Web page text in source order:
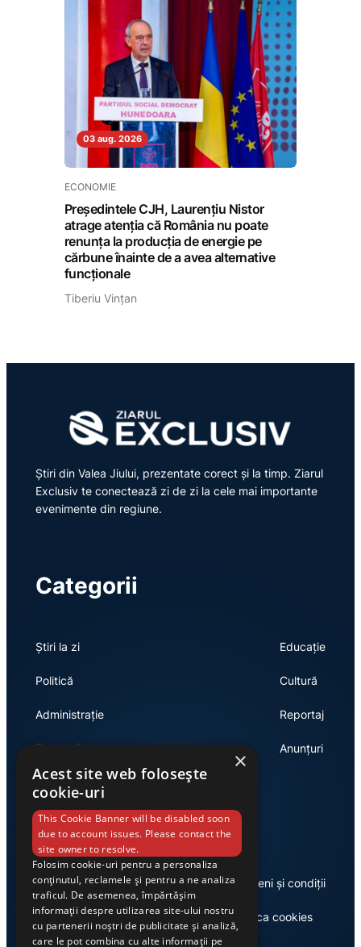
03 aug. 2026
ECONOMIE
Președintele CJH, Laurențiu Nistor
atrage atenția că România nu poate
renunța la producția de energie pe
cărbune înainte de a avea alternative
funcționale
Tiberiu Vințan
Știri din Valea Jiului, prezentate corect și la timp. Ziarul
Exclusiv te conectează zi de zi la cele mai importante
evenimente din regiune.
Categorii
Știri la zi
Politică
Administrație
Economie
Educație
Cultură
Reportaj
Anunțuri
Link-uri utile
Despre noi
Casa de editură Exclusiv
Termeni și condiții
Politica cookies
×
Acest site web folosește
cookie-uri
This Cookie Banner will be disabled soon
due to account issues. Please contact the
site owner to resolve.
Folosim cookie-uri pentru a personaliza
conținutul, reclamele și pentru a ne analiza
traficul. De asemenea, împărtășim
informații despre utilizarea site-ului nostru
cu partenerii noștri de publicitate și analiză,
care le pot combina cu alte informații pe